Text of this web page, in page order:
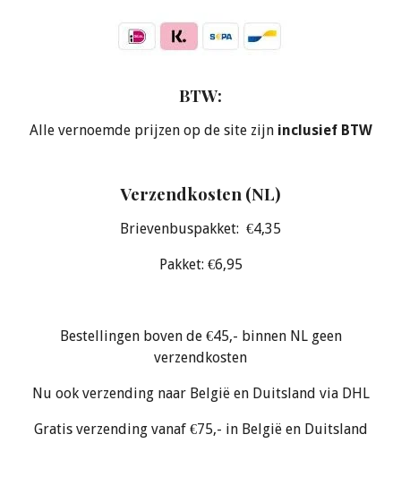
BTW:
Alle vernoemde prijzen op de site zijn inclusief BTW
Verzendkosten (NL)
Brievenbuspakket: €4,35
Pakket: €6,95
Bestellingen boven de €45,- binnen NL geen
verzendkosten
Nu ook verzending naar België en Duitsland via DHL
Gratis verzending vanaf €75,- in België en Duitsland